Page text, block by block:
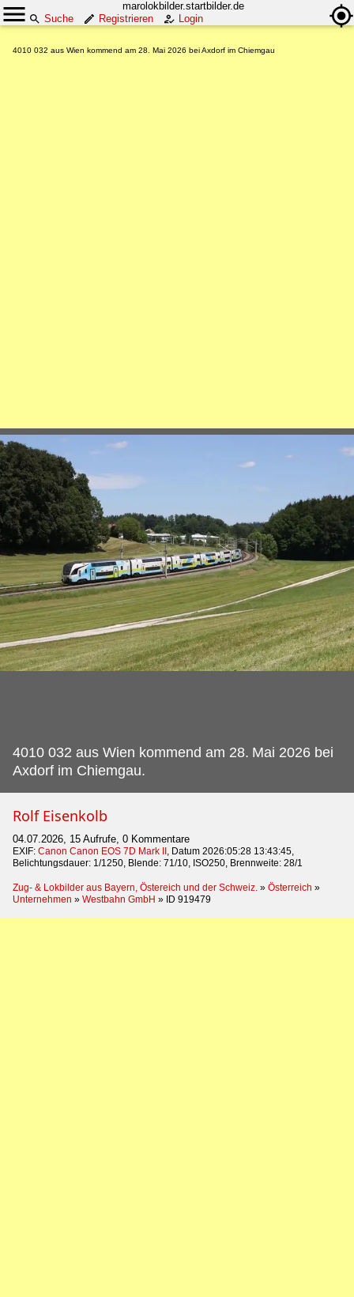
marolokbilder.startbilder.de
Suche
Registrieren Login
4010 032 aus Wien kommend am 28. Mai 2026 bei Axdorf im Chiemgau
4010 032 aus Wien kommend am 28. Mai 2026 bei
Axdorf im Chiemgau.
Rolf Eisenkolb
04.07.2026, 15 Aufrufe, 0 Kommentare
EXIF: Canon Canon EOS 7D Mark II, Datum 2026:05:28 13:43:45,
Belichtungsdauer: 1/1250, Blende: 71/10, ISO250, Brennweite: 28/1
Zug- & Lokbilder aus Bayern, Östereich und der Schweiz. » Österreich »
Unternehmen » Westbahn GmbH » ID 919479